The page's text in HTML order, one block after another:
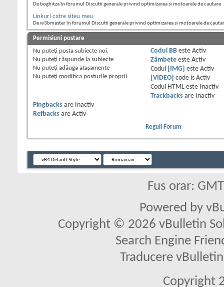
De boghitza în forumul Discutii generale privind optimizarea si motoarele de cautare
Linkuri catre siteu meu
De w3bmaster în forumul Discutii generale privind optimizarea si motoarele de
Permisiuni postare
Nu puteţi posta subiecte noi.
Nu puteţi răspunde la subiecte
Nu puteţi adăuga ataşamente
Nu puteţi modifica posturile proprii
Codul BBeste Activ
Zâmbeteeste Activ
Codul
[IMG] este Activ
[VIDEO] code is Activ
Codul HTML este
Inactiv
Trackbacksare
Inactiv
Pingbacks are
Inactiv
Refbacks are Activ
Reguli Forum
Fus orar:
Powered by
Copyright © 2026 vBulletin
Search Engine
Traducere
Copyright